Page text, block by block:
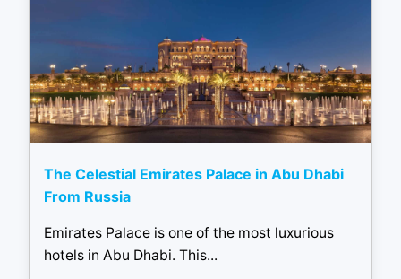
The Celestial Emirates Palace in Abu Dhabi
From Russia
Emirates Palace is one of the most luxurious
hotels in Abu Dhabi. This...